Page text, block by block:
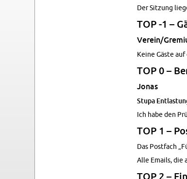
Der Sitzung
TOP -1 –
Verein/
Keine Gäste
TOP 0 –
Jonas
Stupa
Ich habe den
TOP 1 –
Das Post­fach
Alle Emails, die